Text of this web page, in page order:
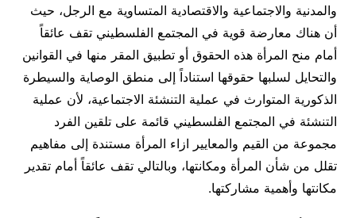
والمدنية والاجتماعية والاقتصادية المتساوية مع الرجل، حيث
أن هناك معارضة قوية في المجتمع الفلسطيني تقف عائقاً
أمام منح المرأة هذه الحقوق أو تطبيق المقر منها في القوانين
والتحايل لسلبها حقوقها استناداً إلى منطق الوصاية والسيطرة
الذكورية المتوارث في عملية التنشئة الاجتماعية، لأن عملية
التنشئة في المجتمع الفلسطيني قائمة على تلقين الفرد
مجموعة من القيم والمعايير ازاء المرأة مستندة إلى مفاهيم
تقلل من شأن المرأة ومكانتها، وبالتالي تقف عائقاً أمام تقدير
مكانتها وأهمية مشاركتها.